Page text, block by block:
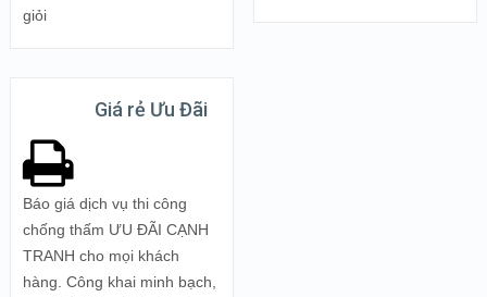
giỏi
Giá rẻ Ưu Đãi
Báo giá dịch vụ thi công
chống thấm ƯU ĐÃI CẠNH
TRANH cho mọi khách
hàng. Công khai minh bạch,